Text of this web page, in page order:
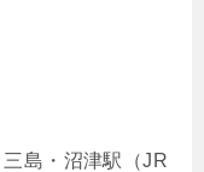
島・沼津駅（JR